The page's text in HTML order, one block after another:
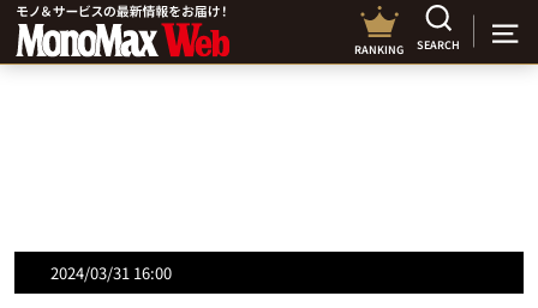
RANKING SEARCH
2024/03/31 16:00